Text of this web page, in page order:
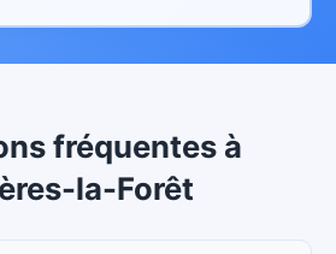
fréquentes à
la-Forêt